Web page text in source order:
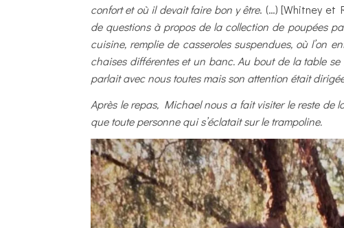
confort et où il devait faire bon y être. (…) [Whitney et
de questions à propos de la collection de poupées
cuisine, remplie de casseroles suspendues, où l’on
chaises différentes et un banc. Au bout de la table
parlait avec nous toutes mais son attention était
Après le repas, Michael nous a fait visiter le reste de
que toute personne qui s’éclatait sur le trampoline.